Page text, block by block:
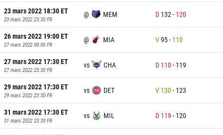
23 mars 2022 18:30ET
23 mars 2022 23:30 FR
@ MEM D 132- 120
26 mars 2022 19:00ET
27 mars 2022 00:00 FR
@ MIA V95- 110
27 mars 2022 17:30ET
27 mars 2022 23:30 FR
vs CHA D 110- 119
29 mars 2022 17:30ET
29 mars 2022 23:30 FR
vs DET V 130- 123
31 mars 2022 17:30ET
31 mars 2022 23:30 FR
vs MIL D 119 - 120